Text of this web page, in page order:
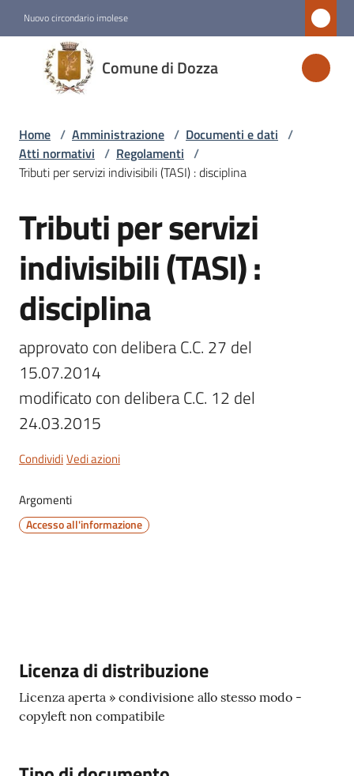
Nuovo circondario imolese
Comune di Dozza
Comune
di
Dozza
Amministrazione
Novità
Servizi
Vivere
on-
Tutti
gli
Home / Amministrazione / Documenti e dati /
Atti normativi / Regolamenti /
Tributi per servizi indivisibili (TASI) : disciplina
Salta al contenuto
Tributi per servizi
indivisibili (TASI) :
disciplina
approvato con delibera C.C. 27 del
15.07.2014
modificato con delibera C.C. 12 del
24.03.2015
CondividiVedi azioni
Argomenti
Accesso all'informazione
Descrizione
Licenza di distribuzione
Licenza aperta » condivisione allo stesso modo -
copyleft non compatibile